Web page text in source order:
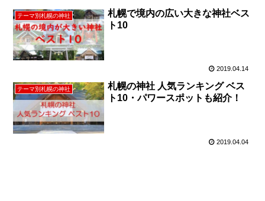
テーマ別札幌の神社
札幌で境内の広い大きな神社ベス
ト10
2019.04.14
テーマ別札幌の神社
札幌の神社 人気ランキング ベス
ト10・パワースポットも紹介！
2019.04.04